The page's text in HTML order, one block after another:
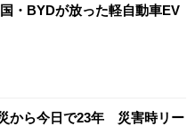
・BYDが放った軽自動車EV
から今日で23年 災害時リー